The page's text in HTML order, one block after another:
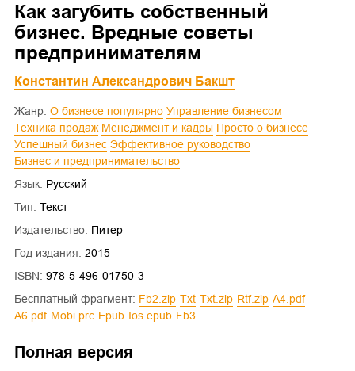
Как загубить собственный
бизнес. Вредные советы
предпринимателям
Константин Александрович Бакшт
Жанр: О бизнесе популярно
Управление бизнесом
Техника продаж
Менеджмент и кадры
Просто о бизнесе
Успешный бизнес
Эффективное руководство
Бизнес и предпринимательство
Язык: Русский
Тип: Текст
Издательство: Питер
Год издания: 2015
ISBN: 978-5-496-01750-3
Бесплатный фрагмент:
fb2.zip txt txt.zip rtf.zip
a4.pdf
a6.pdf
mobi.prc epub ios.epub fb3
Полная версия